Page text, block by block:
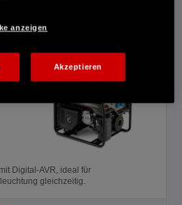
Vergleichen
Digital-AVR, ideal für
gleichzeitig.
anzeigen
Akzeptieren